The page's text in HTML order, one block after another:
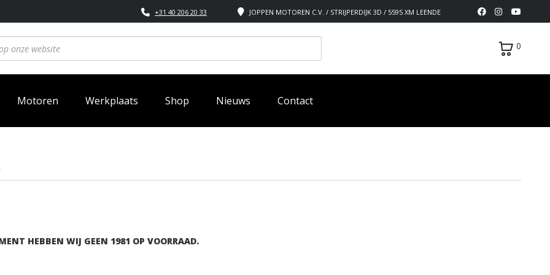
JOPPEN MOTOREN C.V. / STRIJPERDIJK 3D / 5595 XM LEENDE
+31 40 206 20 33
0
Motoren Werkplaats Shop Nieuws Contact
HEBBEN WIJ GEEN 1981 OP VOORRAAD.